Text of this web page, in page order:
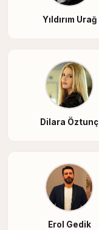
Yıldırım Urağ
Dilara Öztunç
Erol Gedik